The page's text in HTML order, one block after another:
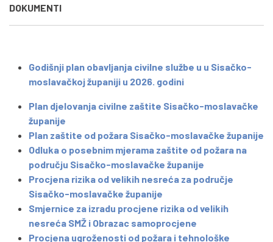
DOKUMENTI
Godišnji plan obavljanja civilne službe u u Sisačko-
moslavačkoj županiji u 2026. godini
Plan djelovanja civilne zaštite Sisačko-moslavačke
županije
Plan zaštite od požara Sisačko-moslavačke županije
Odluka o posebnim mjerama zaštite od požara na
području Sisačko-moslavačke županije
Procjena rizika od velikih nesreća za područje
Sisačko-moslavačke županije
Smjernice za izradu procjene rizika od velikih
nesreća SMŽ i Obrazac samoprocjene
Procjena ugroženosti od požara i tehnološke